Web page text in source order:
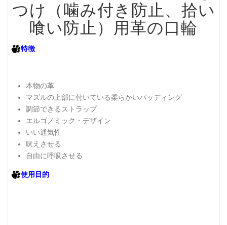
つけ（噛み付き防止、拾い
喰い防止）用革の口輪
特徴
本物の革
マズルの上部に付いている柔らかいパッディング
調節できるストラップ
エルゴノミック・デザイン
いい通気性
吠えさせる
自由に呼吸させる
使用目的